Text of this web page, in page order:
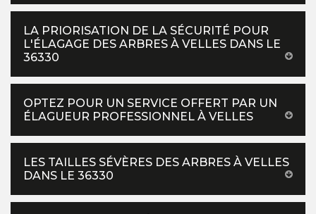
LA PRIORISATION DE LA SÉCURITÉ POUR
L'ÉLAGAGE DES ARBRES À VELLES DANS LE
36330
OPTEZ POUR UN SERVICE OFFERT PAR UN
ÉLAGUEUR PROFESSIONNEL À VELLES
LES TAILLES SÉVÈRES DES ARBRES À VELLES
DANS LE 36330